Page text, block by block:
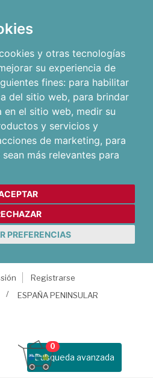
y otras tecnologías
su experiencia de
fines: para habilitar
del sitio web, para brindar
en el sitio web, medir su
y servicios y
de marketing, para
más relevantes para
PREFERENCIAS
Registrarse
ESPAÑA PENINSULAR
Busqueda avanzada
0